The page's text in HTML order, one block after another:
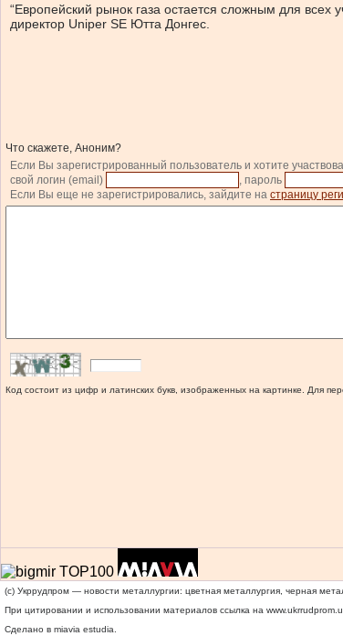
“Европейский рынок газа остается сложным для
директор Uniper SE Ютта Донгес.
Что скажете, Аноним?
Если Вы зарегистрированный пользователь и хотите
свой логин (email)
, пароль
Если Вы еще не зарегистрировались, зайдите на страницу
Код состоит из цифр и латинских букв, изображенных на картинке. Для
(c) Укррудпром — новости металлургии: цветная металлургия, черная
При цитировании и использовании материалов ссылка на
Сделано в miavia estudia.